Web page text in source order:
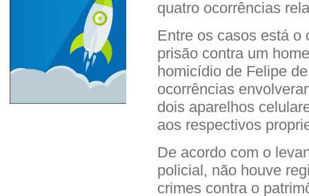
quatro ocorrências
Entre os casos está o
prisão contra um
homicídio de Felipe
ocorrências
dois aparelhos
aos respectivos
De acordo com o
policial, não houve
crimes contra o